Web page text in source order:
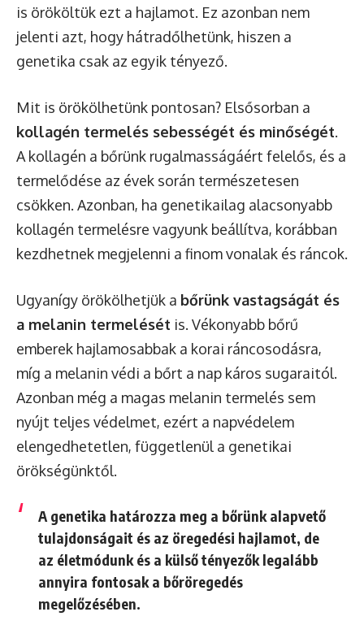
is örököltük ezt a hajlamot. Ez azonban nem
jelenti azt, hogy hátradőlhetünk, hiszen a
genetika csak az egyik tényező.
Mit is örökölhetünk pontosan? Elsősorban a
kollagén termelés sebességét és minőségét.
A kollagén a bőrünk rugalmasságáért felelős, és a
termelődése az évek során természetesen
csökken. Azonban, ha genetikailag alacsonyabb
kollagén termelésre vagyunk beállítva, korábban
kezdhetnek megjelenni a finom vonalak és ráncok.
Ugyanígy örökölhetjük a bőrünk vastagságát és
a melanin termelését is. Vékonyabb bőrű
emberek hajlamosabbak a korai ráncosodásra,
míg a melanin védi a bőrt a nap káros sugaraitól.
Azonban még a magas melanin termelés sem
nyújt teljes védelmet, ezért a napvédelem
elengedhetetlen, függetlenül a genetikai
örökségünktől.
A genetika határozza meg a bőrünk alapvető
tulajdonságait és az öregedési hajlamot, de
az életmódunk és a külső tényezők legalább
annyira fontosak a bőröregedés
megelőzésében.